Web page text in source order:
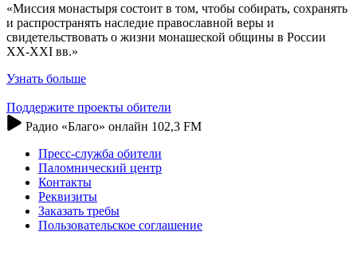
«Миссия монастыря состоит в том, чтобы собирать, сохранять
и распространять наследие православной веры и
свидетельствовать о жизни монашеской общины в России
XX-XXI вв.»
Узнать больше
Поддержите проекты обители
Радио «Благо» онлайн 102,3 FM
Пресс-служба обители
Паломнический центр
Контакты
Реквизиты
Заказать требы
Пользовательское соглашение